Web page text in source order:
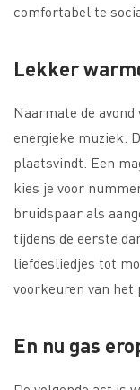
comfortabel te
Lekker
Naarmate de
energieke muziek.
plaatsvindt. Een
kies je voor
bruidspaar als
tijdens de eerste
liefdesliedjes tot
voorkeuren van het
En nu gas